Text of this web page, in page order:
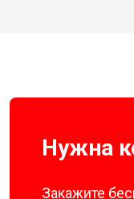
Нужна
Закажите